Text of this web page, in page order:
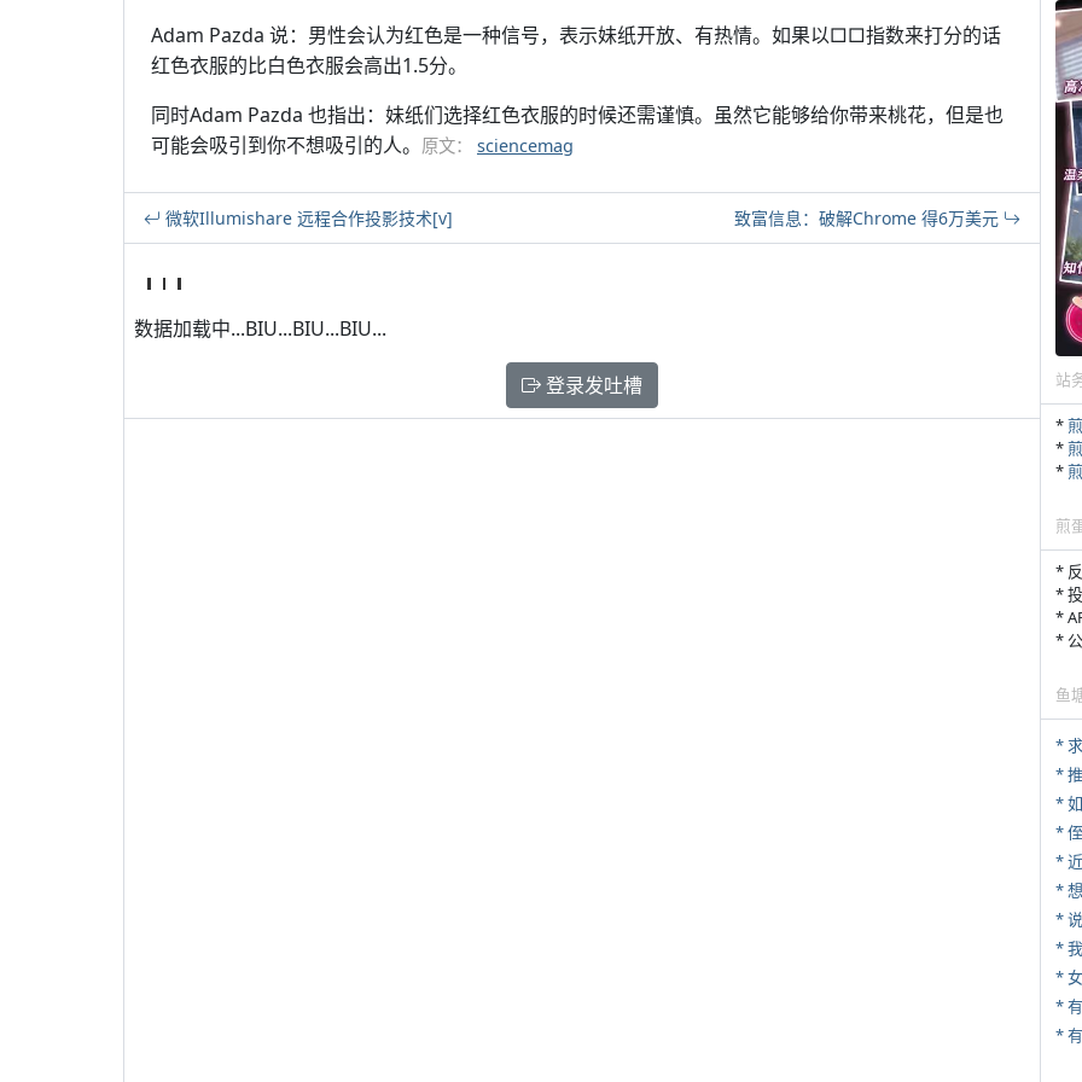
Adam Pazda 说：男性会认为红色是一种信号，表示妹纸开放、有热情。如果以□□指数来打分的话
红色衣服的比白色衣服会高出1.5分。
同时Adam Pazda 也指出：妹纸们选择红色衣服的时候还需谨慎。虽然它能够给你带来桃花，但是也
可能会吸引到你不想吸引的人。 原文： sciencemag
微软Illumishare 远程合作投影技术[v] 致富信息：破解Chrome 得6万美元
数据加载中...BIU...BIU...BIU...
登录发吐槽 站
*
*
*
煎
*
*
*
*
鱼
*
*
*
*
*
*
*
*
*